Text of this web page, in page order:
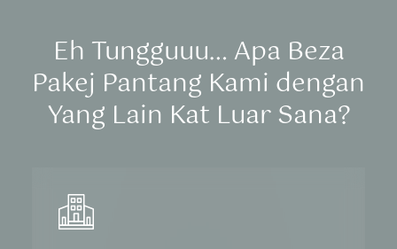
Eh Tungguuu… Apa Beza
Pakej Pantang Kami dengan
Yang Lain Kat Luar Sana?